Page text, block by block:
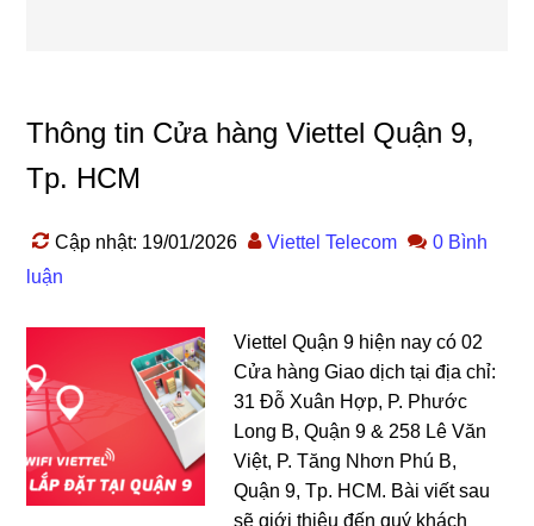
Thông tin Cửa hàng Viettel Quận 9,
Tp. HCM
Cập nhật: 19/01/2026 Viettel Telecom
0 Bình
luận
Viettel Quận 9 hiện nay có 02
Cửa hàng Giao dịch tại địa chỉ:
31 Đỗ Xuân Hợp, P. Phước
Long B, Quận 9 & 258 Lê Văn
Việt, P. Tăng Nhơn Phú B,
Quận 9, Tp. HCM. Bài viết sau
sẽ giới thiệu đến quý khách